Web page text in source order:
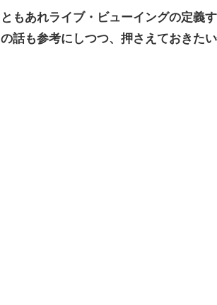
ともあれライブ・ビューイングの定義
の話も参考にしつつ、押さえておきた